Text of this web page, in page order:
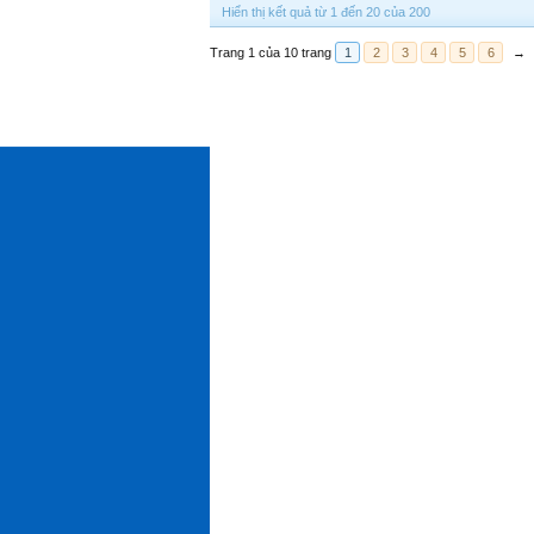
Hiển thị kết quả từ 1 đến 20 của 200
Trang 1 của 10 trang 1 2 3 4 5 6 →